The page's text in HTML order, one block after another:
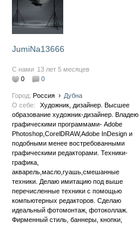
JumiNa13666
С нами 13 лет 5 месяцев
0
0
Город: Россия › Дубна
О себе:
Художник, дизайнер. Высшее
образование художник-дизайнер. Владею
графическими программами- Adobe
Photoshop,CorelDRAW,Adobe InDesign и
подобными менее востребованными
графическими редакторами. Техники-
графика,
акварель,масло,гуашь,смешанные
техники. Делаю имитацию под выше
перечисленные техники с помощью
компьютерных редакторов. Сделаю
идеальный фотомонтаж, фотоколлаж.
Фирменный стиль, баннеры, кнопки,